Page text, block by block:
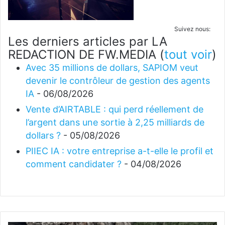
Suivez nous:
Les derniers articles par LA
REDACTION DE FW.MEDIA (tout voir)
Avec 35 millions de dollars, SAPIOM veut
devenir le contrôleur de gestion des agents
IA - 06/08/2026
Vente d’AIRTABLE : qui perd réellement de
l’argent dans une sortie à 2,25 milliards de
dollars ? - 05/08/2026
PIIEC IA : votre entreprise a-t-elle le profil et
comment candidater ? - 04/08/2026